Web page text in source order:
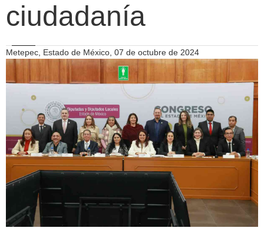
ciudadanía
Metepec, Estado de México, 07 de octubre de 2024